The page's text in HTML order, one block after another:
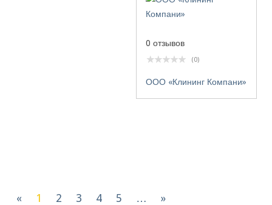
0 отзывов
(0)
ООО «Клининг Компани»
« 1 2 3 4 5 … »